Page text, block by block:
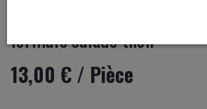
formule salade thon
13,00 €/ Pièce